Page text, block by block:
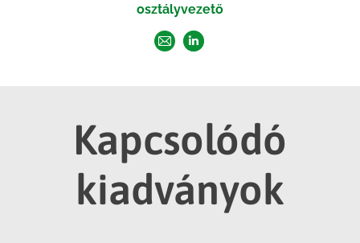
osztályvezető
E-
Linkedin
Kapcsolódó
kiadványok